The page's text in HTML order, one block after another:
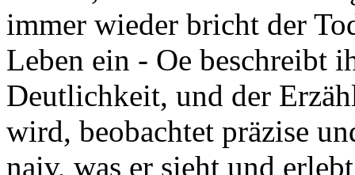
immer wieder bricht der
Leben ein - Oe beschreibt
Deutlichkeit, und der
wird, beobachtet präzise
naiv, was er sieht und